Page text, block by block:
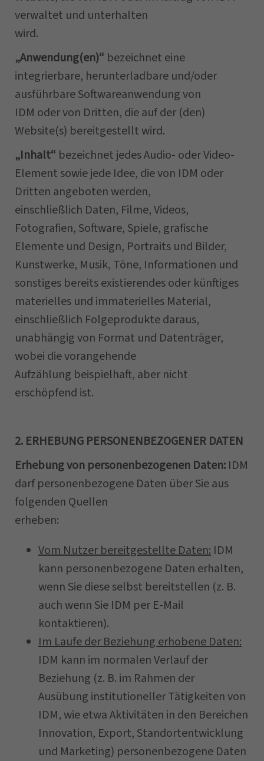
verwaltet und unterhalten
wird.
„Anwendung(en)“ bezeichnet eine
integrierbare, herunterladbare und/oder
ausführbare Softwareanwendung von
IDM oder von Dritten, die auf der (den)
Website(s) bereitgestellt wird.
„Inhalt“ bezeichnet jedes Audio- oder Video-
Element sowie jede Idee, die von IDM oder
Dritten angeboten werden,
einschließlich Daten, Filme, Videos,
Fotografien, Software, Spiele, grafische
Elemente und Design, Portraits und Bilder,
Kunstwerke, Musik, Töne, Informationen und
sonstiges bereits existierendes oder künftiges
materielles und immaterielles Material,
einschließlich Folgeprodukte daraus,
unabhängig von Format und Datenträger,
wobei die vorangehende
Aufzählung beispielhaft, aber nicht
erschöpfend ist.
2. ERHEBUNG PERSONENBEZOGENER DATEN
Erhebung von personenbezogenen Daten: IDM
darf personenbezogene Daten über Sie aus
folgenden Quellen
erheben:
Vom Nutzer bereitgestellte Daten: IDM
kann personenbezogene Daten erhalten,
wenn Sie diese selbst bereitstellen (z. B.
auch wenn Sie IDM per E-Mail
kontaktieren).
Im Laufe der Beziehung erhobene Daten:
IDM kann im normalen Verlauf der
Beziehung (z. B. im Rahmen der
Ausübung institutioneller Tätigkeiten von
IDM, wie etwa Aktivitäten in den Bereichen
Innovation, Export, Standortentwicklung
und Marketing) personenbezogene Daten